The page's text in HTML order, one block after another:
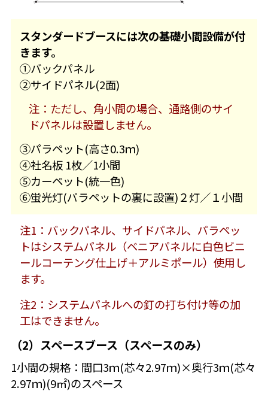
スタンダードブースには次の基礎小間設備が付
きます。
①バックパネル
②サイドパネル(2面)
注：ただし、角小間の場合、通路側のサイ
ドパネルは設置しません。
③パラペット(高さ0.3ｍ)
④社名板 1枚／1小間
⑤カーペット(統一色)
⑥蛍光灯(パラペットの裏に設置)２灯／１小間
注1：バックパネル、サイドパネル、パラペッ
トはシステムパネル（ベニアパネルに白色ビニ
ールコーテング仕上げ＋アルミポール）使用し
ます。
注2：システムパネルへの釘の打ち付け等の加
工はできません。
（2）スペースブース（スペースのみ）
1小間の規格：間口3ｍ(芯々2.97ｍ)×奥行3ｍ(芯々
2.97ｍ)(9㎡)のスペース